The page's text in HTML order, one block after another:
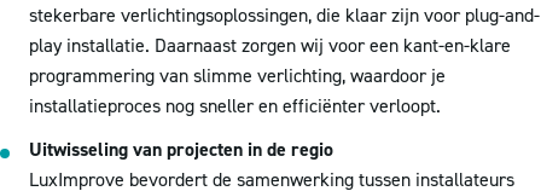
stekerbare verlichtingsoplossingen, die klaar zijn voor plug-and-
play installatie. Daarnaast zorgen wij voor een kant-en-klare
programmering van slimme verlichting, waardoor je
installatieproces nog sneller en efficiënter verloopt.
Uitwisseling van projecten in de regio
LuxImprove bevordert de samenwerking tussen installateurs